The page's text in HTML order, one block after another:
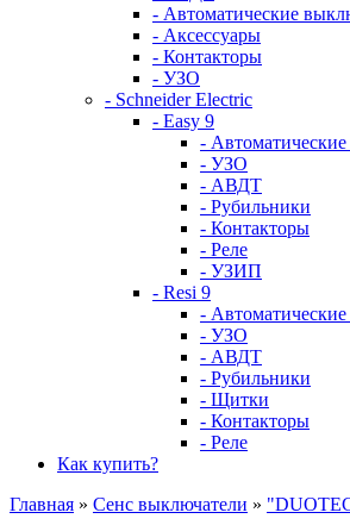
- Автоматические
- Аксессуары
- Контакторы
- УЗО
- Schneider Electric
- Easy 9
-
- УЗО
- АВДТ
- Рубильники
- Контакторы
- Реле
- УЗИП
- Resi 9
-
- УЗО
- АВДТ
- Рубильники
- Щитки
- Контакторы
- Реле
Как купить?
Главная » Сенс выключатели »